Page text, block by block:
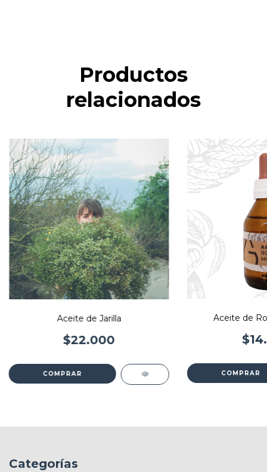
Productos
relacionados
Aceite de Jarilla
$22.000
Aceite de
Categorías